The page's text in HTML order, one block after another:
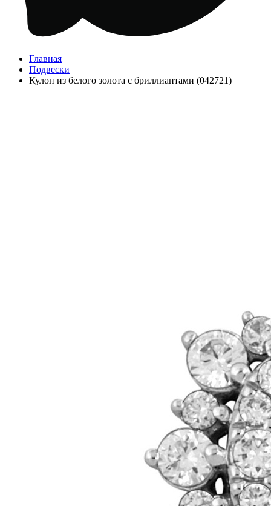
Главная
Подвески
Кулон из белого золота с бриллиантами (042721)